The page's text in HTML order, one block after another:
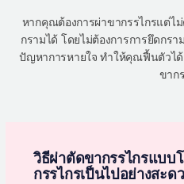
หากคุณต้องการผ่าขากรรไกรแต่ไ
กรามได้ โดยไม่ต้องการการยึดกร
ปัญหาการหายใจ ทำให้คุณฟื้นตัวได้
ขาก
วิธีผ่าตัดขากรรไกรแบบ
กรรไกรเป็นไปอย่างสะ